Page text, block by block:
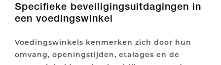
Specifieke beveiligingsuitdagingen in
een voedingswinkel
Voedingswinkels kenmerken zich door hun
omvang, openingstijden, etalages en de